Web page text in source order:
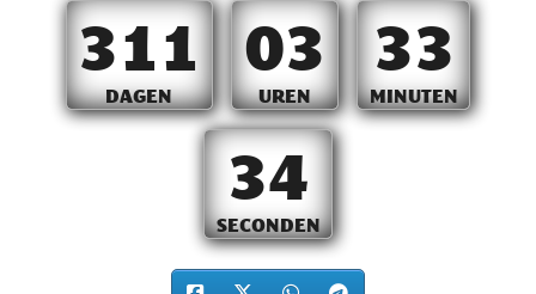
311
DAGEN
03
UREN
33
MINUTEN
33
SECONDEN